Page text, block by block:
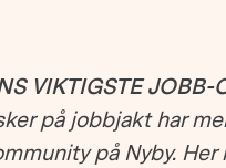
VIKTIGSTE
på jobbjakt har
på Nyby.